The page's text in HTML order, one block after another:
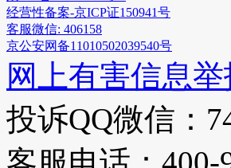
经营性备案-京ICP证150941号
客服微信: 406158
京公安网备11010502039540号
网上有害信息
投诉QQ微信：